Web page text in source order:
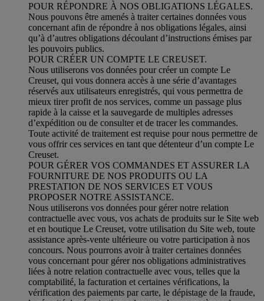
POUR RÉPONDRE À NOS OBLIGATIONS LÉGALES.
Nous pouvons être amenés à traiter certaines données vous
concernant afin de répondre à nos obligations légales, ainsi
qu’à d’autres obligations découlant d’instructions émises par
les pouvoirs publics.
POUR CRÉER UN COMPTE LE CREUSET.
Nous utiliserons vos données pour créer un compte Le
Creuset, qui vous donnera accès à une série d’avantages
réservés aux utilisateurs enregistrés, qui vous permettra de
mieux tirer profit de nos services, comme un passage plus
rapide à la caisse et la sauvegarde de multiples adresses
d’expédition ou de consulter et de tracer les commandes.
Toute activité de traitement est requise pour nous permettre de
vous offrir ces services en tant que détenteur d’un compte Le
Creuset.
POUR GÉRER VOS COMMANDES ET ASSURER LA
FOURNITURE DE NOS PRODUITS OU LA
PRESTATION DE NOS SERVICES ET VOUS
PROPOSER NOTRE ASSISTANCE.
Nous utiliserons vos données pour gérer notre relation
contractuelle avec vous, vos achats de produits sur le Site web
et en boutique Le Creuset, votre utilisation du Site web, toute
assistance après-vente ultérieure ou votre participation à nos
concours. Nous pourrons avoir à traiter certaines données
vous concernant pour gérer nos obligations administratives
liées à notre relation contractuelle avec vous, telles que la
comptabilité, la facturation et certaines vérifications, la
vérification des paiements par carte, le dépistage de la fraude,